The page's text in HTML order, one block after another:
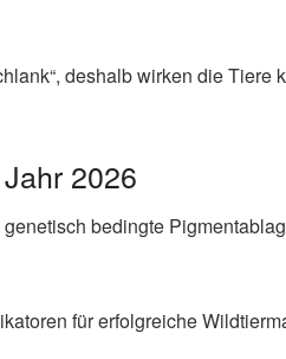
deshalb wirken die
2026
bedingte
für erfolgreiche